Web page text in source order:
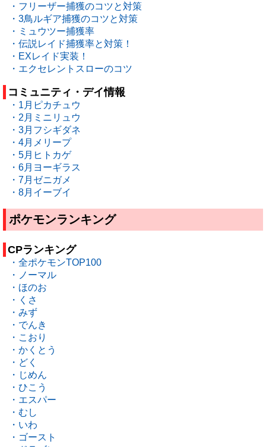
・フリーザー捕獲のコツと対策
・3鳥ルギア捕獲のコツと対策
・ミュウツー捕獲率
・伝説レイド捕獲率と対策！
・EXレイド実装！
・エクセレントスローのコツ
コミュニティ・デイ情報
・1月ピカチュウ
・2月ミニリュウ
・3月フシギダネ
・4月メリープ
・5月ヒトカゲ
・6月ヨーギラス
・7月ゼニガメ
・8月イーブイ
ポケモンランキング
CPランキング
・全ポケモンTOP100
・ノーマル
・ほのお
・くさ
・みず
・でんき
・こおり
・かくとう
・どく
・じめん
・ひこう
・エスパー
・むし
・いわ
・ゴースト